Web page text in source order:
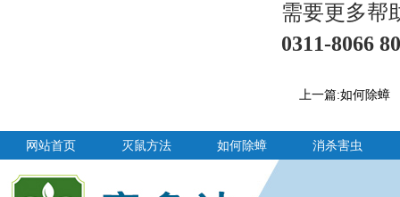
需要更多帮
0311-8066
上一篇:如何除蟑
网站首页 灭鼠方法 如何除蟑 消杀害虫